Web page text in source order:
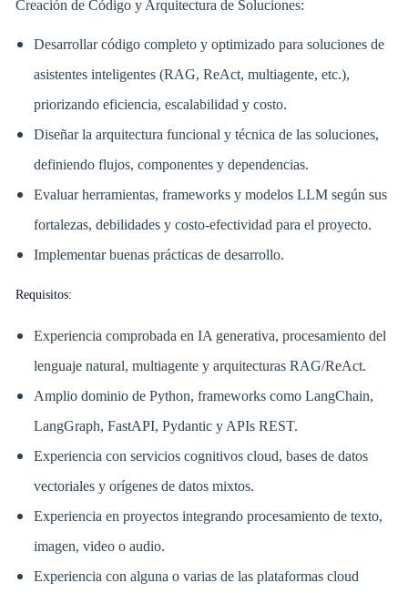
Creación de Código y Arquitectura de Soluciones:
Desarrollar código completo y optimizado para soluciones de
asistentes inteligentes (RAG, ReAct, multiagente, etc.),
priorizando eficiencia, escalabilidad y costo.
Diseñar la arquitectura funcional y técnica de las soluciones,
definiendo flujos, componentes y dependencias.
Evaluar herramientas, frameworks y modelos LLM según sus
fortalezas, debilidades y costo-efectividad para el proyecto.
Implementar buenas prácticas de desarrollo.
Requisitos:
Experiencia comprobada en IA generativa, procesamiento del
lenguaje natural, multiagente y arquitecturas RAG/ReAct.
Amplio dominio de Python, frameworks como LangChain,
LangGraph, FastAPI, Pydantic y APIs REST.
Experiencia con servicios cognitivos cloud, bases de datos
vectoriales y orígenes de datos mixtos.
Experiencia en proyectos integrando procesamiento de texto,
imagen, video o audio.
Experiencia con alguna o varias de las plataformas cloud